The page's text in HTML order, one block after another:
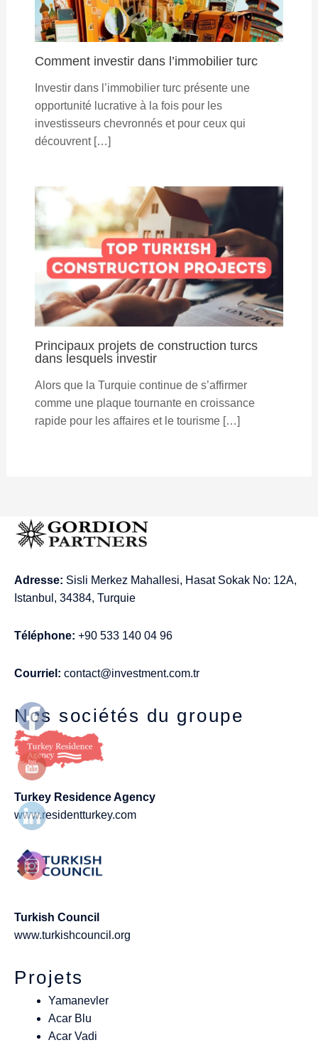
Comment investir dans l’immobilier turc
Investir dans l’immobilier turc présente une
opportunité lucrative à la fois pour les
investisseurs chevronnés et pour ceux qui
découvrent […]
Principaux projets de construction turcs
dans lesquels investir
Alors que la Turquie continue de s’affirmer
comme une plaque tournante en croissance
rapide pour les affaires et le tourisme […]
Adresse: Sisli Merkez Mahallesi, Hasat Sokak No: 12A,
Istanbul, 34384, Turquie
Téléphone: +90 533 140 04 96
Courriel: contact@investment.com.tr
Nos sociétés du groupe
Turkey Residence Agency
www.residentturkey.com
Turkish Council
www.turkishcouncil.org
Projets
Yamanevler
Acar Blu
Acar Vadi